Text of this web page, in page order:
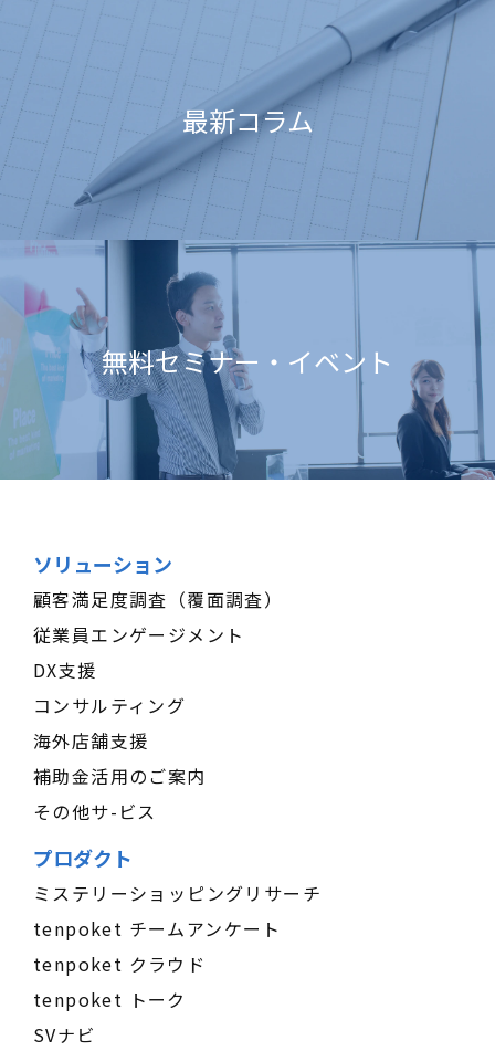
最新コラム
無料セミナー・イベント
ソリューション
顧客満足度調査（覆面調査）
従業員エンゲージメント
DX支援
コンサルティング
海外店舗支援
補助金活用のご案内
その他サ-ビス
プロダクト
ミステリーショッピングリサーチ
tenpoket チームアンケート
tenpoket クラウド
tenpoket トーク
SVナビ